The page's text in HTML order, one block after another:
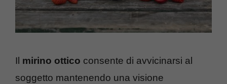
Il mirino ottico consente di avvicinarsi al
soggetto mantenendo una visione